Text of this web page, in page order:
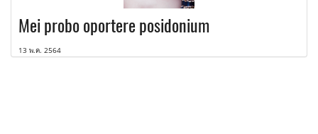
Mei probo oportere posidonium
13 พ.ค. 2564